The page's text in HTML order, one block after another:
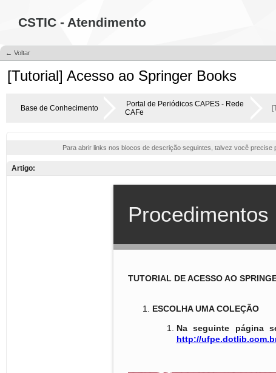
CSTIC - Atendimento
← Voltar
[Tutorial] Acesso ao Springer Books
Base de Conhecimento
Portal de Periódicos CAPES - Rede
CAFe
Para abrir links nos blocos de descrição seguintes, talvez você precise
Artigo: